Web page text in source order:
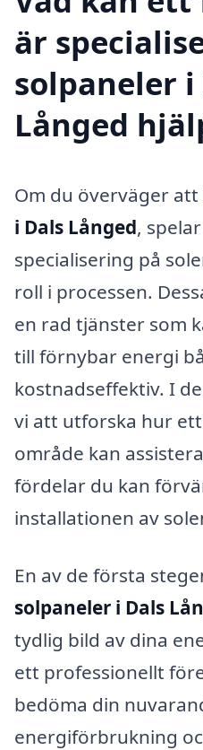
är
solpaneler i
Långed
Om du överväger
i Dals Långed,
specialisering på
roll i processen.
en rad tjänster som
till förnybar energi
kostnadseffektiv. I
vi att utforska hur
område kan
fördelar du kan
installationen av
En av de första
solpaneler i Dals
tydlig bild av dina
ett professionellt
bedöma din
energiförbrukning